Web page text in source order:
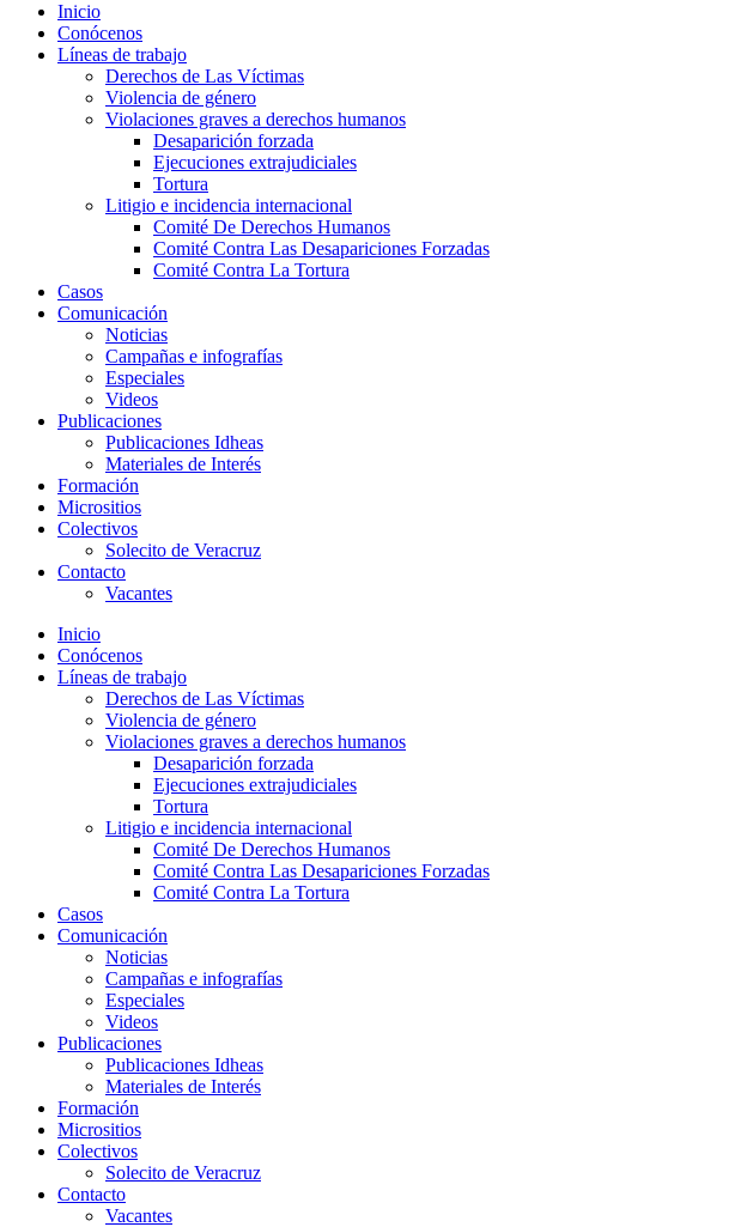
Inicio
Conócenos
Líneas de trabajo
Derechos de Las Víctimas
Violencia de género
Violaciones graves a derechos humanos
Desaparición forzada​
Ejecuciones extrajudiciales
Tortura
Litigio e incidencia internacional
Comité De Derechos Humanos​
Comité Contra Las Desapariciones Forzadas
Comité Contra La Tortura​
Casos
Comunicación
Noticias
Campañas e infografías
Especiales
Videos
Publicaciones
Publicaciones Idheas
Materiales de Interés
Formación
Micrositios
Colectivos
Solecito de Veracruz
Contacto
Vacantes
Inicio
Conócenos
Líneas de trabajo
Derechos de Las Víctimas
Violencia de género
Violaciones graves a derechos humanos
Desaparición forzada​
Ejecuciones extrajudiciales
Tortura
Litigio e incidencia internacional
Comité De Derechos Humanos​
Comité Contra Las Desapariciones Forzadas
Comité Contra La Tortura​
Casos
Comunicación
Noticias
Campañas e infografías
Especiales
Videos
Publicaciones
Publicaciones Idheas
Materiales de Interés
Formación
Micrositios
Colectivos
Solecito de Veracruz
Contacto
Vacantes